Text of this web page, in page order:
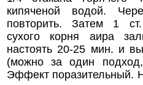
кипяченой водой.
повторить. Затем 1
сухого корня аира
настоять 20-25 мин. и
(можно за один
Эффект поразительный.